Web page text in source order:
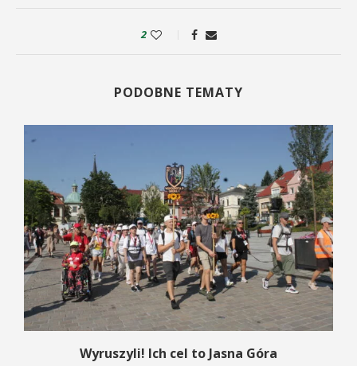
2
PODOBNE TEMATY
Wyruszyli! Ich cel to Jasna Góra